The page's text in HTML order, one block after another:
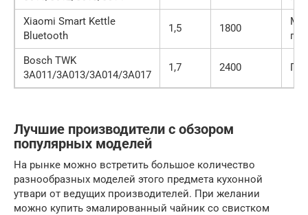
Xiaomi Smart Kettle
Bluetooth
1,5 1800
Bosch TWK
3A011/3A013/3A014/3A017
1,7 2400
Лучшие производители с обзором
популярных моделей
На рынке можно встретить большое количество
разнообразных моделей этого предмета кухонной
утвари от ведущих производителей. При желании
можно купить эмалированный чайник со свистком